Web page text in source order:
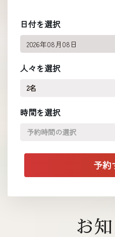
日付を選択
人々を選択
2名
時間を選択
予約時間の選択
お